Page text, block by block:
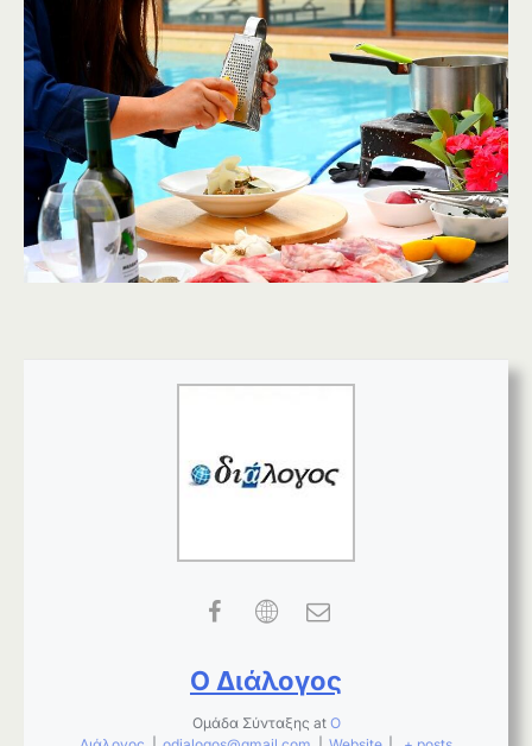
Ο Διάλογος
Ομάδα Σύνταξης at Ο